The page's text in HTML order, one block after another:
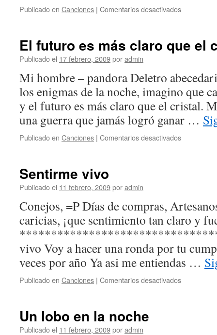
Publicado en Canciones | Comentarios desactivadosen
El futuro es más claro que
Publicado el 17 febrero, 2009poradmin
Mi hombre – pandora Deletro
los enigmas de la noche, imagino que
y el futuro es más claro que el cristal.
una guerra que jamás logró ganar …
Publicado en Canciones | Comentarios desactivadosen
el
cristal…
Sentirme vivo
Publicado el 11 febrero, 2009poradmin
Conejos, =P Días de compras,
caricias, ¡que sentimiento tan claro y
vivo Voy a hacer una ronda por tu
veces por año Ya asi me entiendas …
Publicado en Canciones | Comentarios desactivadosen
Un lobo en la noche
Publicado el 11 febrero, 2009poradmin